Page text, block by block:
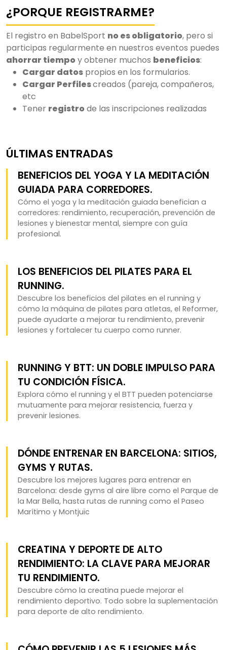
¿PORQUE REGISTRARME?
El registro en BabelSport no es obligatorio, pero si
participas regularmente en nuestros eventos puedes
ahorrar tiempo y obtener muchos beneficios:
Cargar datos propios en los formularios.
Cargar Perfilescreados (pareja, compañeros,
etc
Tener registro de las inscripciones realizadas
ÚLTIMAS ENTRADAS
BENEFICIOS DEL YOGA Y LA MEDITACIÓN
GUIADA PARA CORREDORES.
Cómo el yoga y la meditación guiada benefician a
corredores: rendimiento, recuperación, prevención de
lesiones y bienestar mental, siempre con guía
profesional.
LOS BENEFICIOS DEL PILATES PARA EL
RUNNING.
Descubre los beneficios del pilates en el running y
cómo la máquina de pilates para atletas, el Reformer,
puede ayudarte a mejorar tu rendimiento, prevenir
lesiones y fortalecer tu cuerpo como runner.
RUNNING Y BTT: UN DOBLE IMPULSO PARA
TU CONDICIÓN FÍSICA.
Explora cómo el running y el BTT pueden potenciarse
mutuamente para mejorar resistencia, fuerza y
prevenir lesiones.
DÓNDE ENTRENAR EN BARCELONA: SITIOS,
GYMS Y RUTAS.
Descubre los mejores lugares para entrenar en
Barcelona: desde gyms al aire libre como el Parque de
la Mar Bella, hasta rutas de running como el Paseo
Marítimo y Montjuïc
CREATINA Y DEPORTE DE ALTO
RENDIMIENTO: LA CLAVE PARA MEJORAR
TU RENDIMIENTO.
Descubre cómo la creatina puede mejorar el
rendimiento deportivo. Todo sobre la suplementación
para deporte de alto rendimiento.